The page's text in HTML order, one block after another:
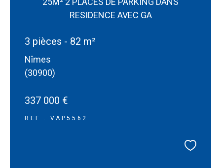
RESIDENCE AVEC GA
3 pièces - 82 m²
Nîmes
(30900)
337 000 €
REF : VAP5562